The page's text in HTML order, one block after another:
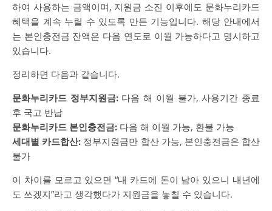
하여 사용하는 금액이며, 지원금 소진 이후에도 문화누리카드
혜택을 계속 누릴 수 있도록 만든 기능입니다. 해당 안내에서
는 본인충전금 잔액은 다음 연도로 이월 가능하다고 명시하고
있습니다.
정리하면 다음과 같습니다.
문화누리카드 정부지원금:다음 해 이월 불가, 사용기간 종료
후 국고 반납
문화누리카드 본인충전금: 다음 해 이월 가능, 환불 가능
세대별 카드합산: 정부지원금만 합산 가능, 본인충전금은 합산
불가
이 차이를 모르고 있으면 “내 카드에 돈이 남아 있으니 내년에
도 쓰겠지”라고 생각했다가 지원금을 놓칠 수 있습니다.